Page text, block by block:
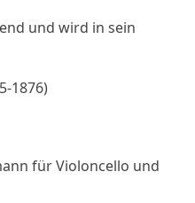
und wird in sein
1876)
für Violoncello und